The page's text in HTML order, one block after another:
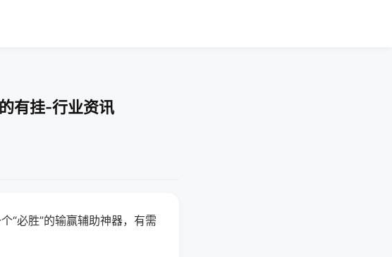
有挂-行业资讯
“必胜”的输赢辅助神器，有需